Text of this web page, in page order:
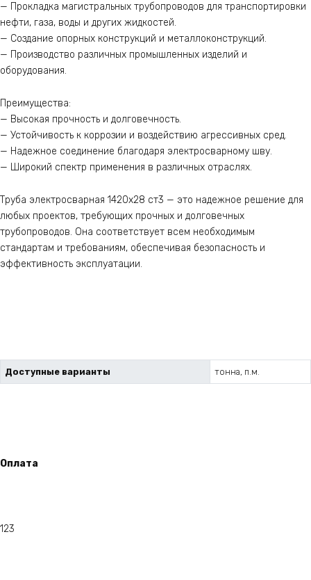
— Прокладка магистральных трубопроводов для транспортировки
нефти, газа, воды и других жидкостей.
— Создание опорных конструкций и металлоконструкций.
— Производство различных промышленных изделий и
оборудования.
Преимущества:
— Высокая прочность и долговечность.
— Устойчивость к коррозии и воздействию агрессивных сред.
— Надежное соединение благодаря электросварному шву.
— Широкий спектр применения в различных отраслях.
Труба электросварная 1420х28 ст3 — это надежное решение для
любых проектов, требующих прочных и долговечных
трубопроводов. Она соответствует всем необходимым
стандартам и требованиям, обеспечивая безопасность и
эффективность эксплуатации.
Доступные варианты тонна, п.м.
Оплата
123